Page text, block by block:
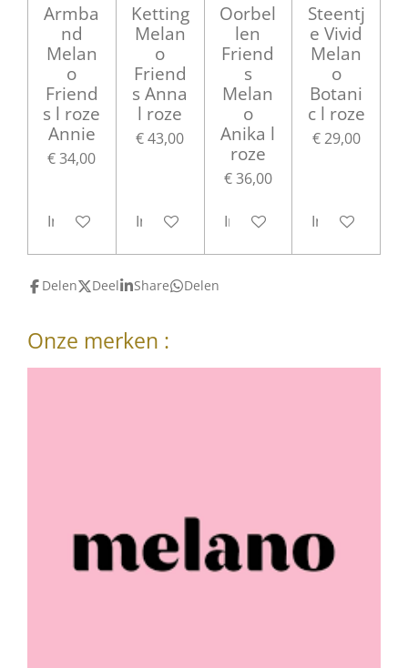
Armba
nd
Melan
o
Friend
s l roze
Annie
€ 34,00
In winkelwagen
Ketting
Melan
o
Friend
s Anna
l roze
€ 43,00
In winkelwagen
Oorbel
len
Friend
s
Melan
o
Anika l
roze
€ 36,00
In winkelwagen
Steentj
e Vivid
Melan
o
Botani
c l roze
€ 29,00
In
Delen Deel Share Delen
Onze merken :